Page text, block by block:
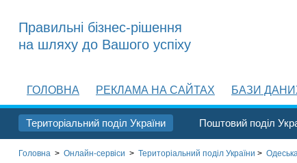
Правильні бізнес-рішення
на шляху до Вашого успіху
ГОЛОВНА РЕКЛАМА НА САЙТАХ БАЗИ
Територіальний поділ України Поштовий поділ
Головна > Онлайн-сервіси > Територіальний поділ України >